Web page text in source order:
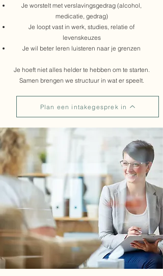
Je worstelt met verslavingsgedrag (alcohol,
medicatie, gedrag)
Je loopt vast in werk, studies, relatie of
levenskeuzes
Je wil beter leren luisteren naar je grenzen
Je hoeft niet alles helder te hebben om te starten.
Samen brengen we structuur in wat er speelt.
Plan een intakegesprek in